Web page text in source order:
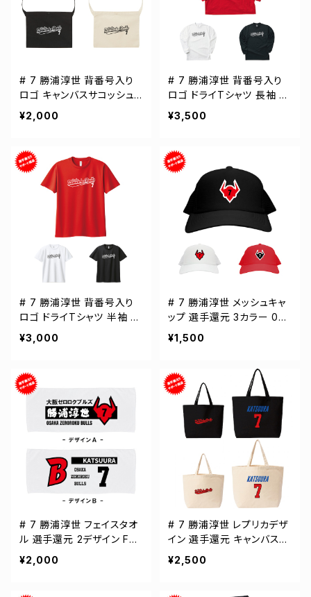
# 7 勝浦淳世 背番号入り
ロゴ キャンバスサコッシュ
選手還元 2カラー 001461
¥2,000
# 7 勝浦淳世 背番号入り
ロゴ ドライTシャツ 長袖 選
手還元 3カラー S-5Lサイズ
000304
¥3,500
# 7 勝浦淳世 背番号入り
ロゴ ドライTシャツ 半袖 選
手還元 3カラー S-5Lサイズ
000300
¥3,000
# 7 勝浦淳世 メッシュキャ
ップ 選手還元 3カラー 00
0700
¥1,500
# 7 勝浦淳世 フェイスタオ
ル 選手還元 2デザイン FT
0144
¥2,000
# 7 勝浦淳世 レプリカデザ
イン 選手還元 キャンバスト
ートバッグ 2カラー MLサイ
ズ 000778
¥2,500